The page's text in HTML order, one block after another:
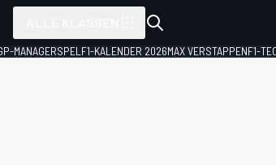
MANAGERSPEL F1-KALENDER 2026MAX VERSTAPPENF1-